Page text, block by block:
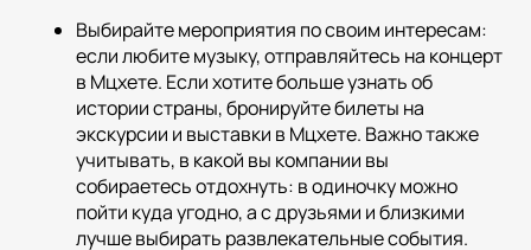
Выбирайте мероприятия по своим интересам:
если любите музыку, отправляйтесь на концерт
в Мцхете. Если хотите больше узнать об
истории страны, бронируйте билеты на
экскурсии и выставки в Мцхете. Важно также
учитывать, в какой вы компании вы
собираетесь отдохнуть: в одиночку можно
пойти куда угодно, а с друзьями и близкими
лучше выбирать развлекательные события.